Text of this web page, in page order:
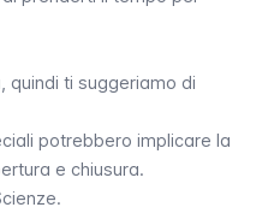
, quindi ti suggeriamo di
potrebbero implicare la
e chiusura.